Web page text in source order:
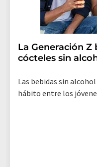
La Generación
cócteles sin
Las bebidas sin
hábito entre los